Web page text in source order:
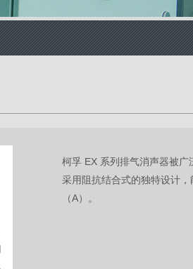
柯孚 EX 系列排气消声器被广
采用阻抗结合式的独特设计
（A）。